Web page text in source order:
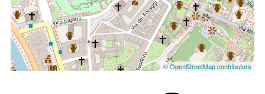
© OpenStreetMap contributors